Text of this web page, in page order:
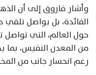
وأشار فاروق إلى أن
الفائدة، بل يواصل تلقي
حول العالم، التي تواصل
من المعدن النفيس،
رغم انحسار جانب من